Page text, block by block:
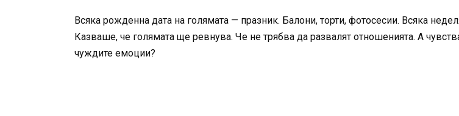
Всяка рожденна дата на голямата — празник. Балони, торти, фотосесии. Всяка
Казваше, че голямата ще ревнува. Че не трябва да развалят отношенията. А
чуждите емоции?